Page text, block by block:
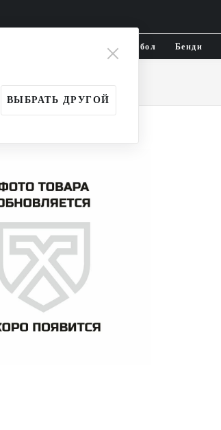
Флорбол Бенди
ВЫБРАТЬ ДРУГОЙ
Клюшки Юношеские (JR)